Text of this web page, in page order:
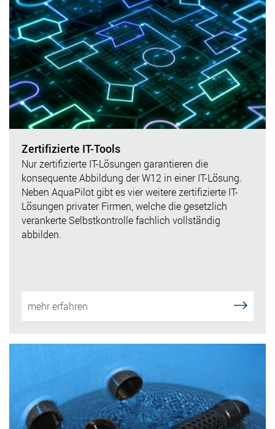
Zertifizierte IT-Tools
Nur zertifizierte IT-Lösungen garantieren die
konsequente Abbildung der W12 in einer IT-Lösung.
Neben AquaPilot gibt es vier weitere zertifizierte IT-
Lösungen privater Firmen, welche die gesetzlich
verankerte Selbstkontrolle fachlich vollständig
abbilden.
mehr erfahren